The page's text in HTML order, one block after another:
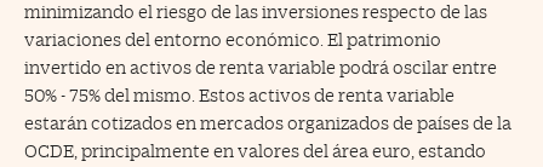
minimizando el riesgo de las inversiones respecto de las
variaciones del entorno económico. El patrimonio
invertido en activos de renta variable podrá oscilar entre
50% - 75% del mismo. Estos activos de renta variable
estarán cotizados en mercados organizados de países de la
OCDE, principalmente en valores del área euro, estando